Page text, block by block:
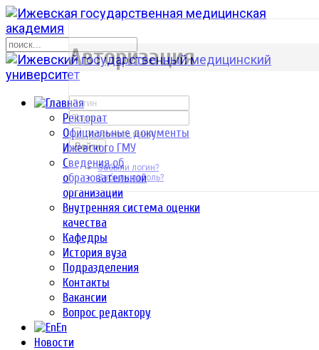
Ректорат
Официальные документы
Ижевского ГМУ
Сведения об
образовательной
организации
Внутренняя система оценки
качества
Кафедры
История вуза
Подразделения
Контакты
Вакансии
Вопрос редактору
En
Новости
р
Авторизация
Запомнить меня
Войти
Забыли логин?
Забыли пароль?